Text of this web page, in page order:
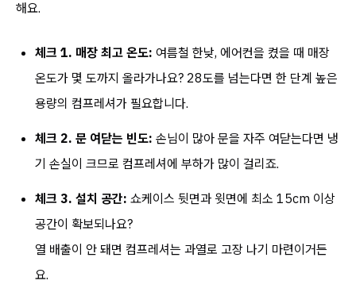
해요.
체크 1. 매장 최고 온도: 여름철 한낮, 에어컨을 켰을 때 매장
온도가 몇 도까지 올라가나요? 28도를 넘는다면 한 단계 높은
용량의 컴프레셔가 필요합니다.
체크 2. 문 여닫는 빈도: 손님이 많아 문을 자주 여닫는다면 냉
기 손실이 크므로 컴프레셔에 부하가 많이 걸리죠.
체크 3. 설치 공간: 쇼케이스 뒷면과 윗면에 최소 15cm 이상
공간이 확보되나요?
열 배출이 안 돼면 컴프레셔는 과열로 고장 나기 마련이거든
요.